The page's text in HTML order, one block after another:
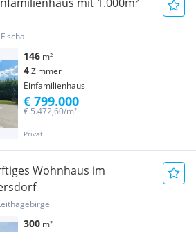
146 m²
4Zimmer
Einfamilienhaus
Privat
€ 5.472,60/m²
€ 799.000
Wohnhaus im
300 m²